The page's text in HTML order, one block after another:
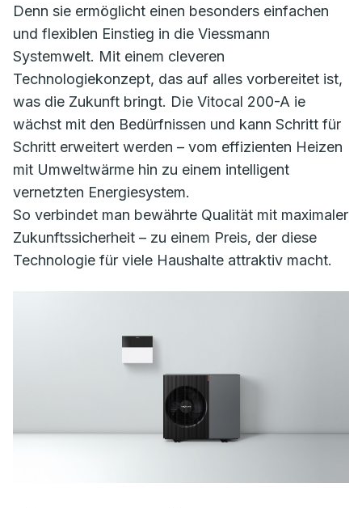
Denn sie ermöglicht einen besonders einfachen
und flexiblen Einstieg in die Viessmann
Systemwelt. Mit einem cleveren
Technologiekonzept, das auf alles vorbereitet ist,
was die Zukunft bringt. Die Vitocal 200-A ie
wächst mit den Bedürfnissen und kann Schritt für
Schritt erweitert werden – vom effizienten Heizen
mit Umweltwärme hin zu einem intelligent
vernetzten Energiesystem.
So verbindet man bewährte Qualität mit maximaler
Zukunftssicherheit – zu einem Preis, der diese
Technologie für viele Haushalte attraktiv macht.